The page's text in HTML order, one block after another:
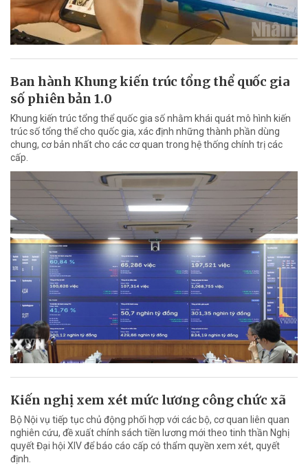
Ban hành Khung kiến trúc tổng thể quốc gia
số phiên bản 1.0
Khung kiến trúc tổng thể quốc gia số nhằm khái quát mô hình kiến
trúc số tổng thể cho quốc gia, xác định những thành phần dùng
chung, cơ bản nhất cho các cơ quan trong hệ thống chính trị các
cấp.
Kiến nghị xem xét mức lương công chức xã
Bộ Nội vụ tiếp tục chủ động phối hợp với các bộ, cơ quan liên quan
nghiên cứu, đề xuất chính sách tiền lương mới theo tinh thần Nghị
quyết Đại hội XIV để báo cáo cấp có thẩm quyền xem xét, quyết
định.